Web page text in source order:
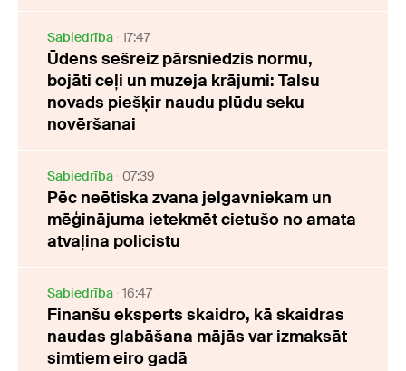
Sabiedrība 17:47
Ūdens sešreiz pārsniedzis normu,
bojāti ceļi un muzeja krājumi: Talsu
novads piešķir naudu plūdu seku
novēršanai
Sabiedrība 07:39
Pēc neētiska zvana jelgavniekam un
mēģinājuma ietekmēt cietušo no amata
atvaļina policistu
Sabiedrība 16:47
Finanšu eksperts skaidro, kā skaidras
naudas glabāšana mājās var izmaksāt
simtiem eiro gadā